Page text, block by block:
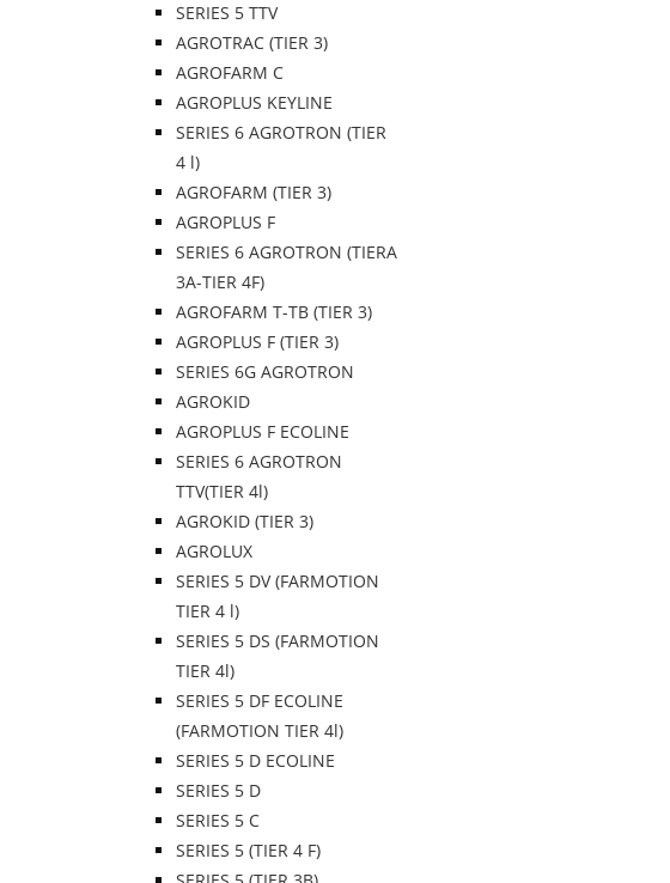
SERIES 5 TTV
AGROTRAC (TIER 3)
AGROFARM C
AGROPLUS KEYLINE
SERIES 6 AGROTRON (TIER
4 l)
AGROFARM (TIER 3)
AGROPLUS F
SERIES 6 AGROTRON (TIERA
3A-TIER 4F)
AGROFARM T-TB (TIER 3)
AGROPLUS F (TIER 3)
SERIES 6G AGROTRON
AGROKID
AGROPLUS F ECOLINE
SERIES 6 AGROTRON
TTV(TIER 4l)
AGROKID (TIER 3)
AGROLUX
SERIES 5 DV (FARMOTION
TIER 4 l)
SERIES 5 DS (FARMOTION
TIER 4l)
SERIES 5 DF ECOLINE
(FARMOTION TIER 4l)
SERIES 5 D ECOLINE
SERIES 5 D
SERIES 5 C
SERIES 5 (TIER 4 F)